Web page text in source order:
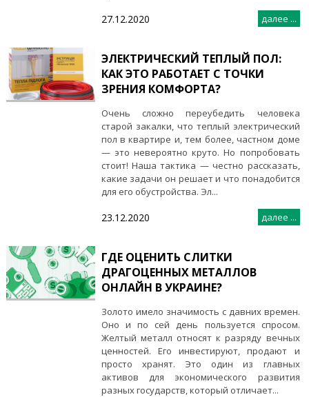
27.12.2020 далее ...
ЭЛЕКТРИЧЕСКИЙ ТЕПЛЫЙ ПОЛ:
КАК ЭТО РАБОТАЕТ С ТОЧКИ
ЗРЕНИЯ КОМФОРТА?
Очень сложно переубедить человека
старой закалки, что теплый электрический
пол в квартире и, тем более, частном доме
— это невероятно круто. Но попробовать
стоит! Наша тактика — честно рассказать,
какие задачи он решает и что понадобится
для его обустройства. Эл...
23.12.2020 далее ...
ГДЕ ОЦЕНИТЬ СЛИТКИ
ДРАГОЦЕННЫХ МЕТАЛЛОВ
ОНЛАЙН В УКРАИНЕ?
Золото имело значимость с давних времен.
Оно и по сей день пользуется спросом.
Желтый металл относят к разряду вечных
ценностей. Его инвестируют, продают и
просто хранят. Это один из главных
активов для экономического развития
разных государств, который отличает...